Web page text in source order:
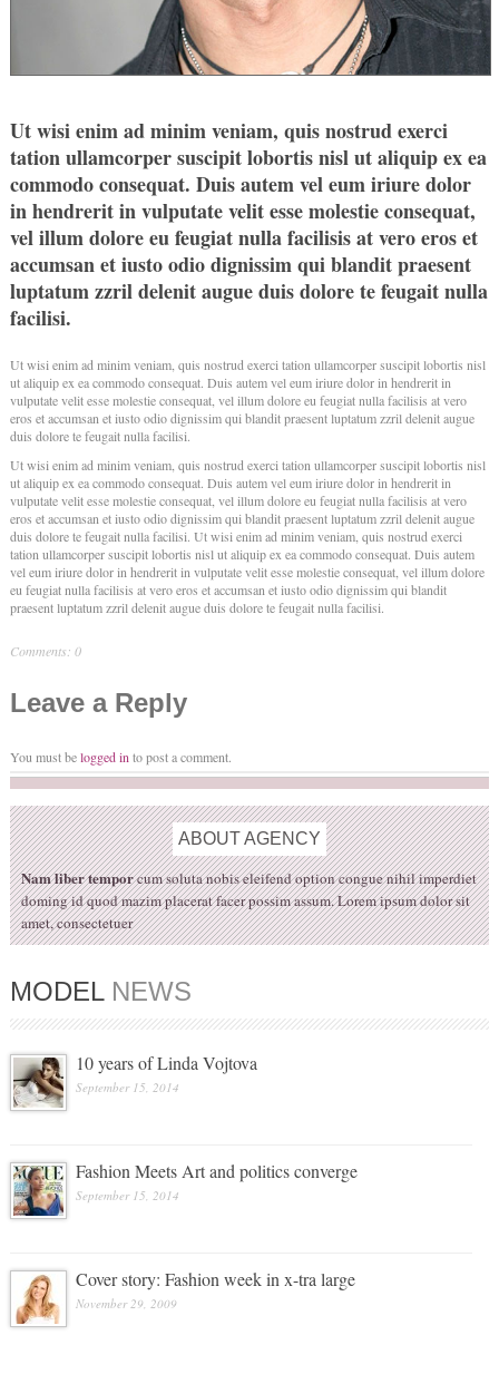
Ut wisi enim ad minim veniam, quis nostrud exerci
tation ullamcorper suscipit lobortis nisl ut aliquip ex ea
commodo consequat. Duis autem vel eum iriure dolor
in hendrerit in vulputate velit esse molestie consequat,
vel illum dolore eu feugiat nulla facilisis at vero eros et
accumsan et iusto odio dignissim qui blandit praesent
luptatum zzril delenit augue duis dolore te feugait nulla
facilisi.
Ut wisi enim ad minim veniam, quis nostrud exerci tation ullamcorper suscipit lobortis nisl
ut aliquip ex ea commodo consequat. Duis autem vel eum iriure dolor in hendrerit in
vulputate velit esse molestie consequat, vel illum dolore eu feugiat nulla facilisis at vero
eros et accumsan et iusto odio dignissim qui blandit praesent luptatum zzril delenit augue
duis dolore te feugait nulla facilisi.
Ut wisi enim ad minim veniam, quis nostrud exerci tation ullamcorper suscipit lobortis nisl
ut aliquip ex ea commodo consequat. Duis autem vel eum iriure dolor in hendrerit in
vulputate velit esse molestie consequat, vel illum dolore eu feugiat nulla facilisis at vero
eros et accumsan et iusto odio dignissim qui blandit praesent luptatum zzril delenit augue
duis dolore te feugait nulla facilisi. Ut wisi enim ad minim veniam, quis nostrud exerci
tation ullamcorper suscipit lobortis nisl ut aliquip ex ea commodo consequat. Duis autem
vel eum iriure dolor in hendrerit in vulputate velit esse molestie consequat, vel illum dolore
eu feugiat nulla facilisis at vero eros et accumsan et iusto odio dignissim qui blandit
praesent luptatum zzril delenit augue duis dolore te feugait nulla facilisi.
Comments: 0
Leave a Reply
You must belogged in to post a comment.
ABOUTAGENCY
Nam liber temporcum soluta nobis eleifend option congue nihil imperdiet
doming id quod mazim placerat facer possim assum. Lorem ipsum dolor sit
amet, consectetuer
MODELNEWS
10 years of Linda Vojtova
September 15, 2014
Fashion Meets Art and politics converge
September 15, 2014
Cover story: Fashion week in x-tra large
November 29, 2009